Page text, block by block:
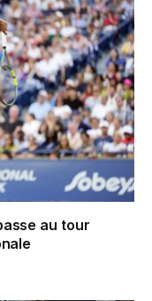
au tour